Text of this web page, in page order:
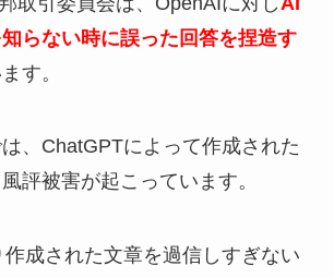
らない時に誤った回答を捏造す
す。
、ChatGPTによって作成された
評被害が起こっています。
成された文章を過信しすぎない